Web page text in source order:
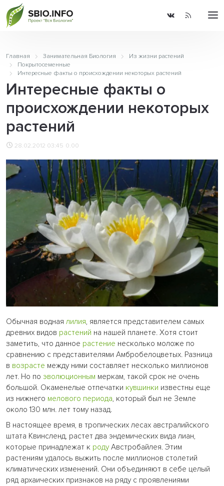
Главная Занимательная Биология
Из жизни растений
Покрытосеменные
Интересные факты о происхождении некоторых растений
Интересные факты о
происхождении некоторых
растений
28.02.2012 03:45 0.00
Обычная водная лилия, является представителем самых
древних видов растений на нашей планете. Хотя стоит
заметить, что данное растение несколько моложе по
сравнению с представителями Амбробелоцветых. Разница
в возрасте между ними составляет несколько миллионов
лет. Но по эволюционным меркам, такой срок не очень
большой. Окаменелые отпечатки кувшинки известны еще
из нижнего мелового периода, который был не Земле
около 130 млн. лет тому назад.
В настоящее время, в тропических лесах австралийского
штата Квинсленд, растет два эндемических вида лиан,
которые принадлежат к родуАвстробайлея. Этим
растениям удалось выжить после миллионов столетий
климатических изменений. Они объединяют в себе целый
ряд архаических признаков на ряду с проявлениями